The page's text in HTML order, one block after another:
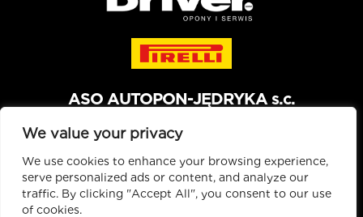
We value your privacy
We use cookies to enhance your browsing experience,
serve personalized ads or content, and analyze our
traffic. By clicking "Accept All", you consent to our use
of cookies.
ASO AUTOPON-JĘDRYKA s.c.
Copyright © 1995 - 2026 Pirelli & C. S.p.A.